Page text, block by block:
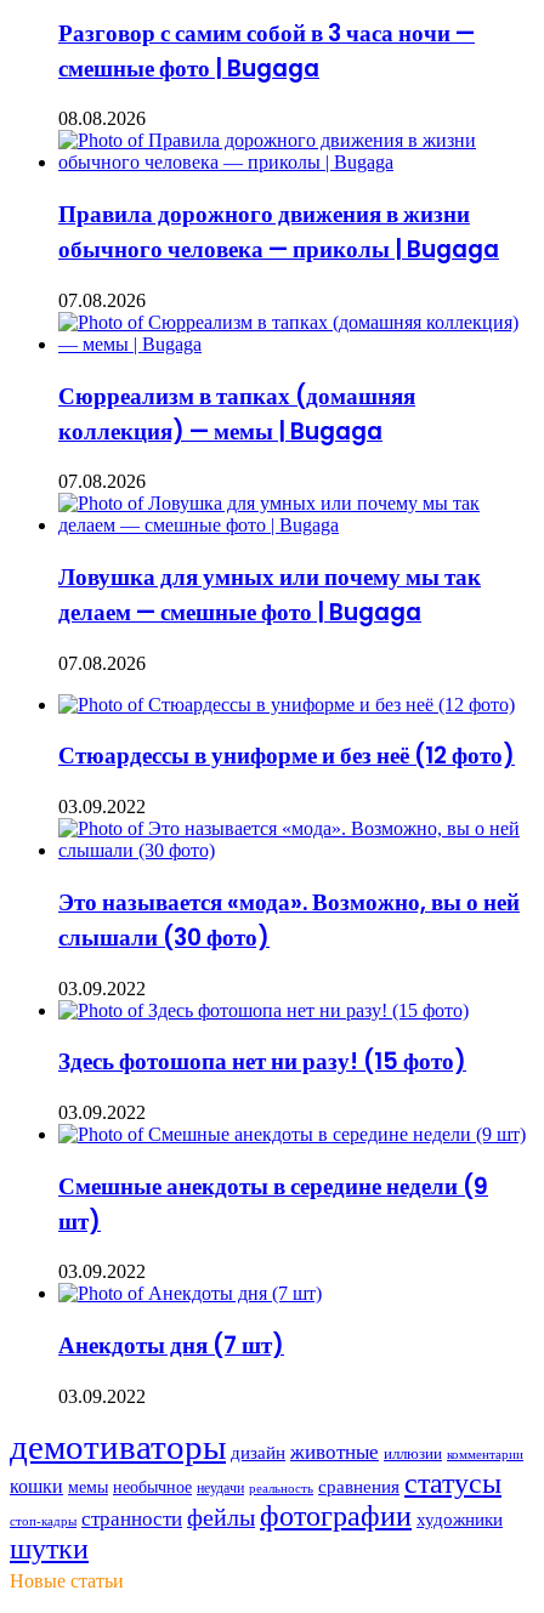
Разговор с самим собой в 3 часа ночи —
смешные фото | Bugaga
08.08.2026
Правила дорожного движения в жизни
обычного человека — приколы | Bugaga
07.08.2026
Сюрреализм в тапках (домашняя
коллекция) — мемы | Bugaga
07.08.2026
Ловушка для умных или почему мы так
делаем — смешные фото | Bugaga
07.08.2026
Стюардессы в униформе и без неё (12 фото)
03.09.2022
Это называется «мода». Возможно, вы о ней
слышали (30 фото)
03.09.2022
Здесь фотошопа нет ни разу! (15 фото)
03.09.2022
Смешные анекдоты в середине недели (9
шт)
03.09.2022
Анекдоты дня (7 шт)
03.09.2022
демотиваторы дизайн животные иллюзии комментарии
кошки мемы необычное неудачи реальность сравнения статусы
стоп-кадры странности фейлыфотографии художники
шутки
Новые статьи